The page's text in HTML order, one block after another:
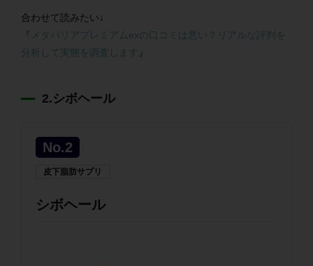
合わせて読みたい↓
メタバリアプレミアムexの口コミは悪い？リアルな評判を
分析して実態を調査します
2.シボヘール
No.2
皮下脂肪サプリ
シボヘール